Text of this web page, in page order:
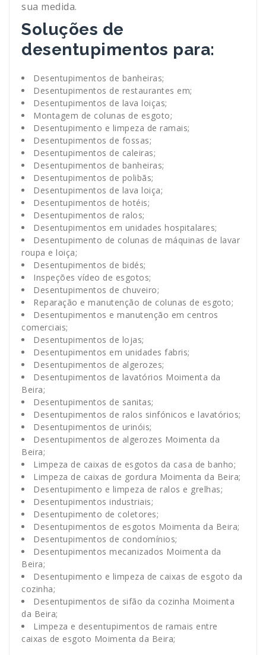
sua medida.
Soluções de
desentupimentos para:
Desentupimentos de banheiras;
Desentupimentos de restaurantes em;
Desentupimentos de lava loiças;
Montagem de colunas de esgoto;
Desentupimento e limpeza de ramais;
Desentupimentos de fossas;
Desentupimentos de caleiras;
Desentupimentos de banheiras;
Desentupimentos de polibãs;
Desentupimentos de lava loiça;
Desentupimentos de hotéis;
Desentupimentos de ralos;
Desentupimentos em unidades hospitalares;
Desentupimento de colunas de máquinas de lavar
roupa e loiça;
Desentupimentos de bidés;
Inspeções vídeo de esgotos;
Desentupimentos de chuveiro;
Reparação e manutenção de colunas de esgoto;
Desentupimentos e manutenção em centros
comerciais;
Desentupimentos de lojas;
Desentupimentos em unidades fabris;
Desentupimentos de algerozes;
Desentupimentos de lavatórios Moimenta da
Beira;
Desentupimentos de sanitas;
Desentupimentos de ralos sinfónicos e lavatórios;
Desentupimentos de urinóis;
Desentupimentos de algerozes Moimenta da
Beira;
Limpeza de caixas de esgotos da casa de banho;
Limpeza de caixas de gordura Moimenta da Beira;
Desentupimento e limpeza de ralos e grelhas;
Desentupimentos industriais;
Desentupimento de coletores;
Desentupimentos de esgotos Moimenta da Beira;
Desentupimentos de condomínios;
Desentupimentos mecanizados Moimenta da
Beira;
Desentupimento e limpeza de caixas de esgoto da
cozinha;
Desentupimentos de sifão da cozinha Moimenta
da Beira;
Limpeza e desentupimentos de ramais entre
caixas de esgoto Moimenta da Beira;